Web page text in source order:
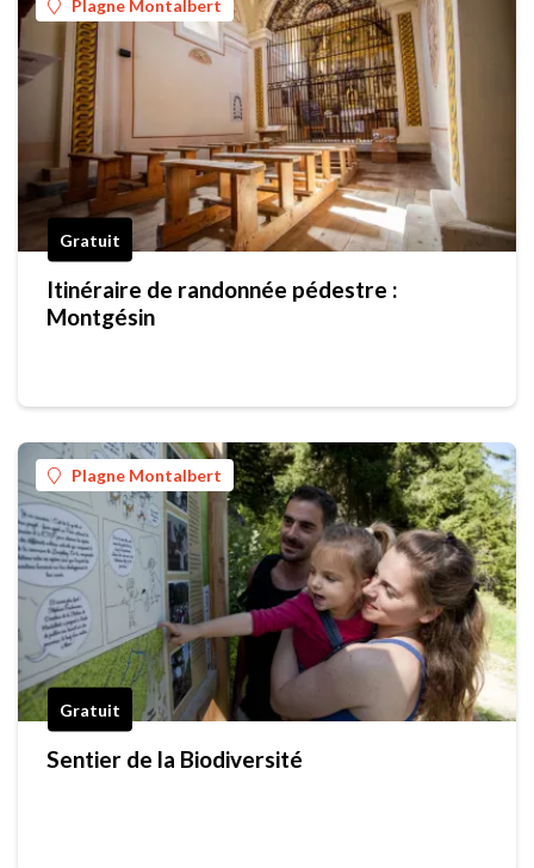
Plagne Montalbert
Gratuit
Itinéraire de randonnée pédestre :
Montgésin
Plagne Montalbert
Gratuit
Sentier de la Biodiversité